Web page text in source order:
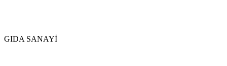
GIDA SANAYİ